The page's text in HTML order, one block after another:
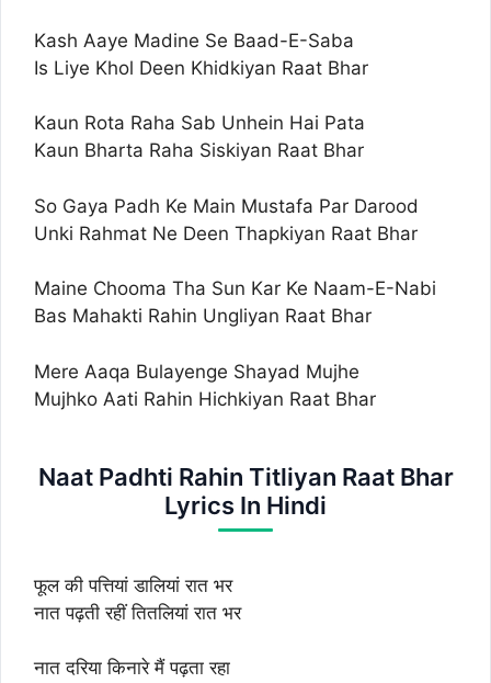
Kash Aaye Madine Se Baad-E-Saba
Is Liye Khol Deen Khidkiyan Raat Bhar
Kaun Rota Raha Sab Unhein Hai Pata
Kaun Bharta Raha Siskiyan Raat Bhar
So Gaya Padh Ke Main Mustafa Par Darood
Unki Rahmat Ne Deen Thapkiyan Raat Bhar
Maine Chooma Tha Sun Kar Ke Naam-E-Nabi
Bas Mahakti Rahin Ungliyan Raat Bhar
Mere Aaqa Bulayenge Shayad Mujhe
Mujhko Aati Rahin Hichkiyan Raat Bhar
Naat Padhti Rahin Titliyan Raat Bhar
Lyrics In Hindi
फूल की पत्तियां डालियां रात भर
नात पढ़ती रहीं तितलियां रात भर
नात दरिया किनारे मैं पढ़ता रहा